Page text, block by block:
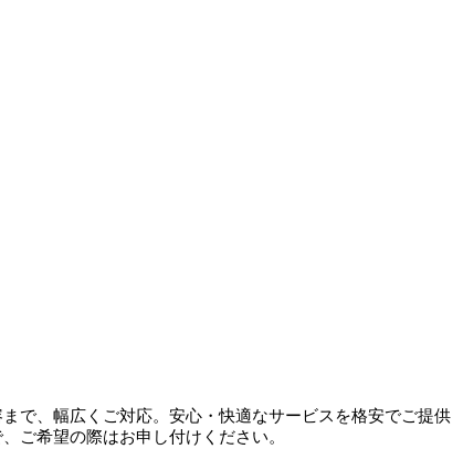
で、幅広くご対応。安心・快適なサービスを格安でご提供
ご希望の際はお申し付けください。